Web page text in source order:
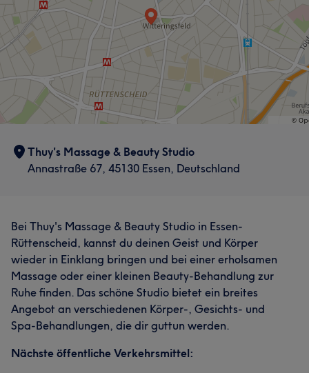
Thuy's Massage & Beauty Studio
Annastraße 67, 45130 Essen, Deutschland
Bei Thuy's Massage & Beauty Studio in Essen-
Rüttenscheid, kannst du deinen Geist und Körper
wieder in Einklang bringen und bei einer erholsamen
Massage oder einer kleinen Beauty-Behandlung zur
Ruhe finden. Das schöne Studio bietet ein breites
Angebot an verschiedenen Körper-, Gesichts- und
Spa-Behandlungen, die dir guttun werden.
Nächste öffentliche Verkehrsmittel: